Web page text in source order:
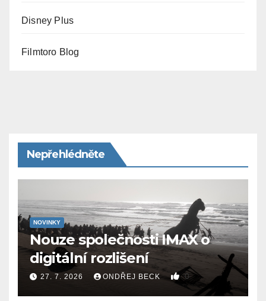
Disney Plus
Filmtoro Blog
Nepřehlédněte
NOVINKY
Nouze společnosti IMAX o
digitální rozlišení
27. 7. 2026 ONDŘEJ BECK 0